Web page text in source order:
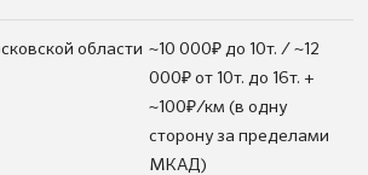
области ~10 000₽ до 10т. / ~12
000₽ от 10т. до 16т. +
~100₽/км (в одну
сторону за пределами
МКАД)